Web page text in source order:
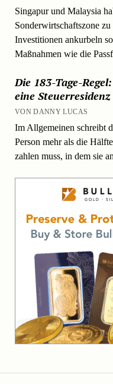
Singapur und Malaysia
Sonderwirtschaftszone
Investitionen ankurbeln
Maßnahmen wie die
Die 183-Tage-
eine
VON DANNY LUCAS
Im Allgemeinen schreibt
Person mehr als die
zahlen muss, in dem sie